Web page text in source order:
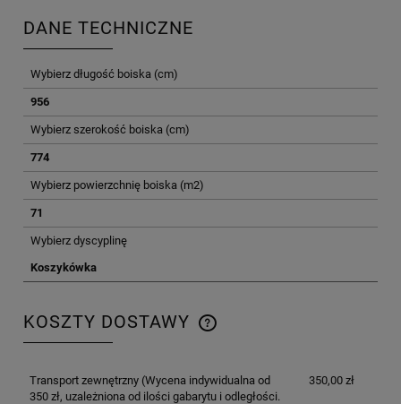
DANE TECHNICZNE
Wybierz długość boiska (cm)
956
Wybierz szerokość boiska (cm)
774
Wybierz powierzchnię boiska (m2)
71
Wybierz dyscyplinę
Koszykówka
KOSZTY DOSTAWY
CENA NIE ZAWIERA EWENTUALNYCH KOSZTÓW
Transport zewnętrzny(Wycena indywidualna od
350 zł, uzależniona od ilości gabarytu i odległości.
350,00 zł